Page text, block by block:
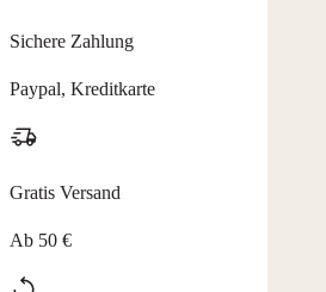
Sichere Zahlung
Paypal, Kreditkarte
Gratis Versand
Ab 50 €